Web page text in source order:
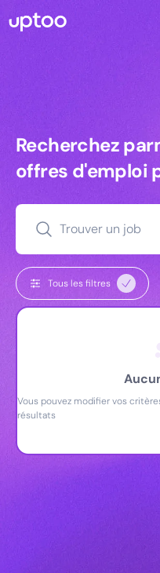
Recherchez
Recherchez
offres d'emploi
Trouver un job
Tous les filtres
Vous pouvez modifier vos
résultats